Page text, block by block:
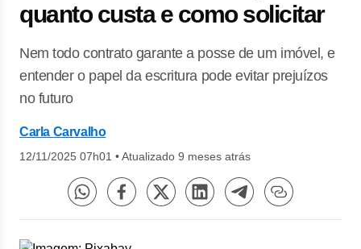
quanto custa e como solicitar
Nem todo contrato garante a posse de um imóvel, e
entender o papel da escritura pode evitar prejuízos
no futuro
Carla Carvalho
12/11/2025 07h01 •Atualizado 9 meses atrás